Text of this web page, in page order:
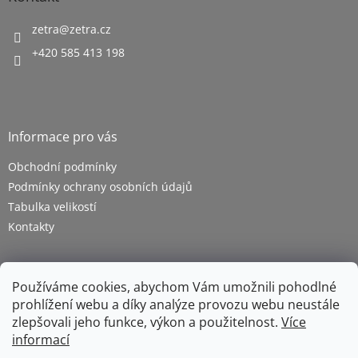
Používáme cookies, abychom Vám umožnili pohodlné
prohlížení webu a díky analýze provozu webu neustále
zlepšovali jeho funkce, výkon a použitelnost. Více
informací
zetra@zetra.cz
+420 585 413 198
Informace pro vás
Obchodní podmínky
Podmínky ochrany osobních údajů
Tabulka velikostí
Kontakty